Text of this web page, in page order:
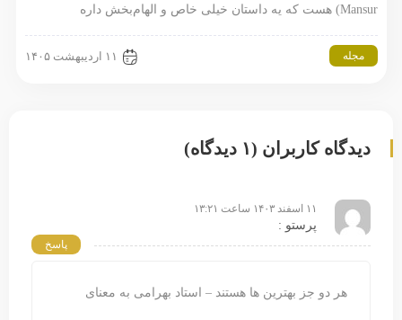
Mansur) هست که یه داستان خیلی خاص و الهام‌بخش داره
مجله ۱۱ اردیبهشت ۱۴۰۵
دیدگاه کاربران (۱ دیدگاه)
۱۱ اسفند ۱۴۰۳ ساعت ۱۳:۲۱
پرستو :
پاسخ
هر دو جز بهترین ها هستند – استاد بهرامی به معنای